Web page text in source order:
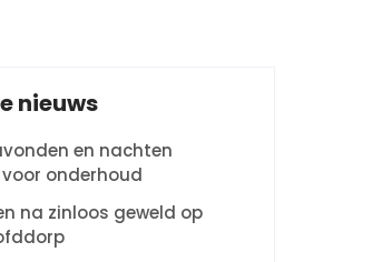
nieuws
en nachten
onderhoud
na zinloos geweld op